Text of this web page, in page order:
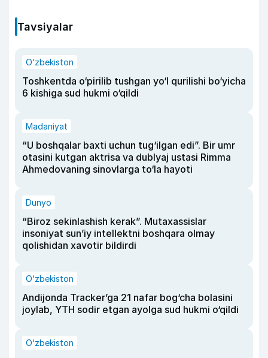
Tavsiyalar
O‘zbekiston
Toshkentda o‘pirilib tushgan yo‘l qurilishi bo‘yicha
6 kishiga sud hukmi o‘qildi
Madaniyat
“U boshqalar baxti uchun tug‘ilgan edi”. Bir umr
otasini kutgan aktrisa va dublyaj ustasi Rimma
Ahmedovaning sinovlarga to‘la hayoti
Dunyo
“Biroz sekinlashish kerak”. Mutaxassislar
insoniyat sun’iy intellektni boshqara olmay
qolishidan xavotir bildirdi
O‘zbekiston
Andijonda Tracker’ga 21 nafar bog‘cha bolasini
joylab, YTH sodir etgan ayolga sud hukmi o‘qildi
O‘zbekiston